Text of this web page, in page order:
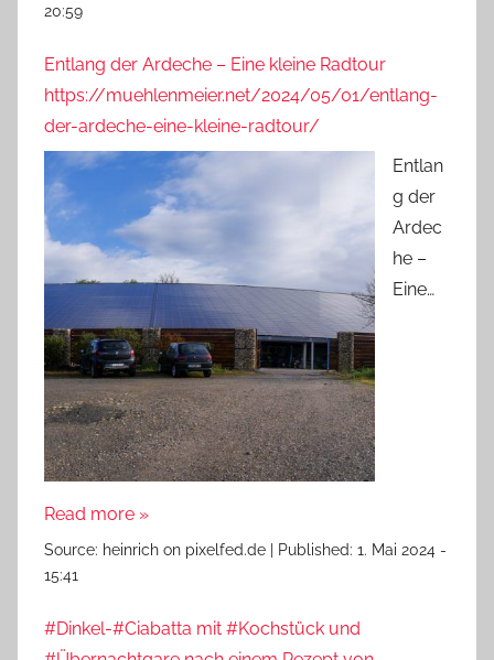
20:59
Entlang der Ardeche – Eine kleine Radtour
https://muehlenmeier.net/2024/05/01/entlang-
der-ardeche-eine-kleine-radtour/
Entlan
g der
Ardec
he –
Eine…
Read more »
Source: heinrich on pixelfed.de Published: 1. Mai 2024 -
15:41
#Dinkel-#Ciabatta mit #Kochstück und